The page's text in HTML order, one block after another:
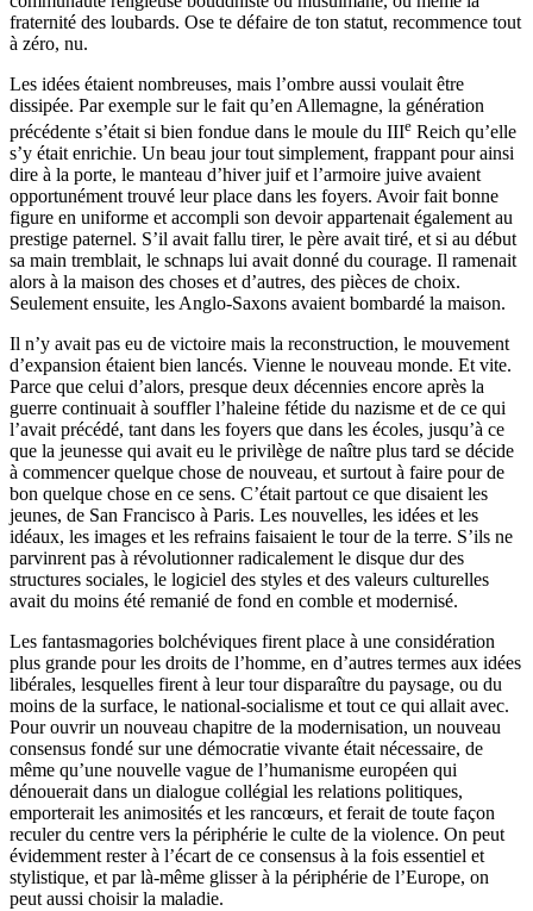
fraternité des loubards. Ose te défaire de ton statut, recommence tout
à zéro, nu.
Les idées étaient nombreuses, mais l’ombre aussi voulait être
dissipée. Par exemple sur le fait qu’en Allemagne, la génération
précédente s’était si bien fondue dans le moule du IIIe Reich qu’elle
s’y était enrichie. Un beau jour tout simplement, frappant pour ainsi
dire à la porte, le manteau d’hiver juif et l’armoire juive avaient
opportunément trouvé leur place dans les foyers. Avoir fait bonne
figure en uniforme et accompli son devoir appartenait également au
prestige paternel. S’il avait fallu tirer, le père avait tiré, et si au début
sa main tremblait, le schnaps lui avait donné du courage. Il ramenait
alors à la maison des choses et d’autres, des pièces de choix.
Seulement ensuite, les Anglo-Saxons avaient bombardé la maison.
Il n’y avait pas eu de victoire mais la reconstruction, le mouvement
d’expansion étaient bien lancés. Vienne le nouveau monde. Et vite.
Parce que celui d’alors, presque deux décennies encore après la
guerre continuait à souffler l’haleine fétide du nazisme et de ce qui
l’avait précédé, tant dans les foyers que dans les écoles, jusqu’à ce
que la jeunesse qui avait eu le privilège de naître plus tard se décide
à commencer quelque chose de nouveau, et surtout à faire pour de
bon quelque chose en ce sens. C’était partout ce que disaient les
jeunes, de San Francisco à Paris. Les nouvelles, les idées et les
idéaux, les images et les refrains faisaient le tour de la terre. S’ils ne
parvinrent pas à révolutionner radicalement le disque dur des
structures sociales, le logiciel des styles et des valeurs culturelles
avait du moins été remanié de fond en comble et modernisé.
Les fantasmagories bolchéviques firent place à une considération
plus grande pour les droits de l’homme, en d’autres termes aux idées
libérales, lesquelles firent à leur tour disparaître du paysage, ou du
moins de la surface, le national-socialisme et tout ce qui allait avec.
Pour ouvrir un nouveau chapitre de la modernisation, un nouveau
consensus fondé sur une démocratie vivante était nécessaire, de
même qu’une nouvelle vague de l’humanisme européen qui
dénouerait dans un dialogue collégial les relations politiques,
emporterait les animosités et les rancœurs, et ferait de toute façon
reculer du centre vers la périphérie le culte de la violence. On peut
évidemment rester à l’écart de ce consensus à la fois essentiel et
stylistique, et par là-même glisser à la périphérie de l’Europe, on
peut aussi choisir la maladie.